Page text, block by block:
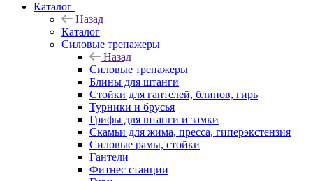
Каталог
Назад
Каталог
Силовые тренажеры
Назад
Силовые тренажеры
Блины для штанги
Стойки для гантелей, блинов, гирь
Турники и брусья
Грифы для штанги и замки
Скамьи для жима, пресса, гиперэкстензия
Силовые рамы, стойки
Гантели
Фитнес станции